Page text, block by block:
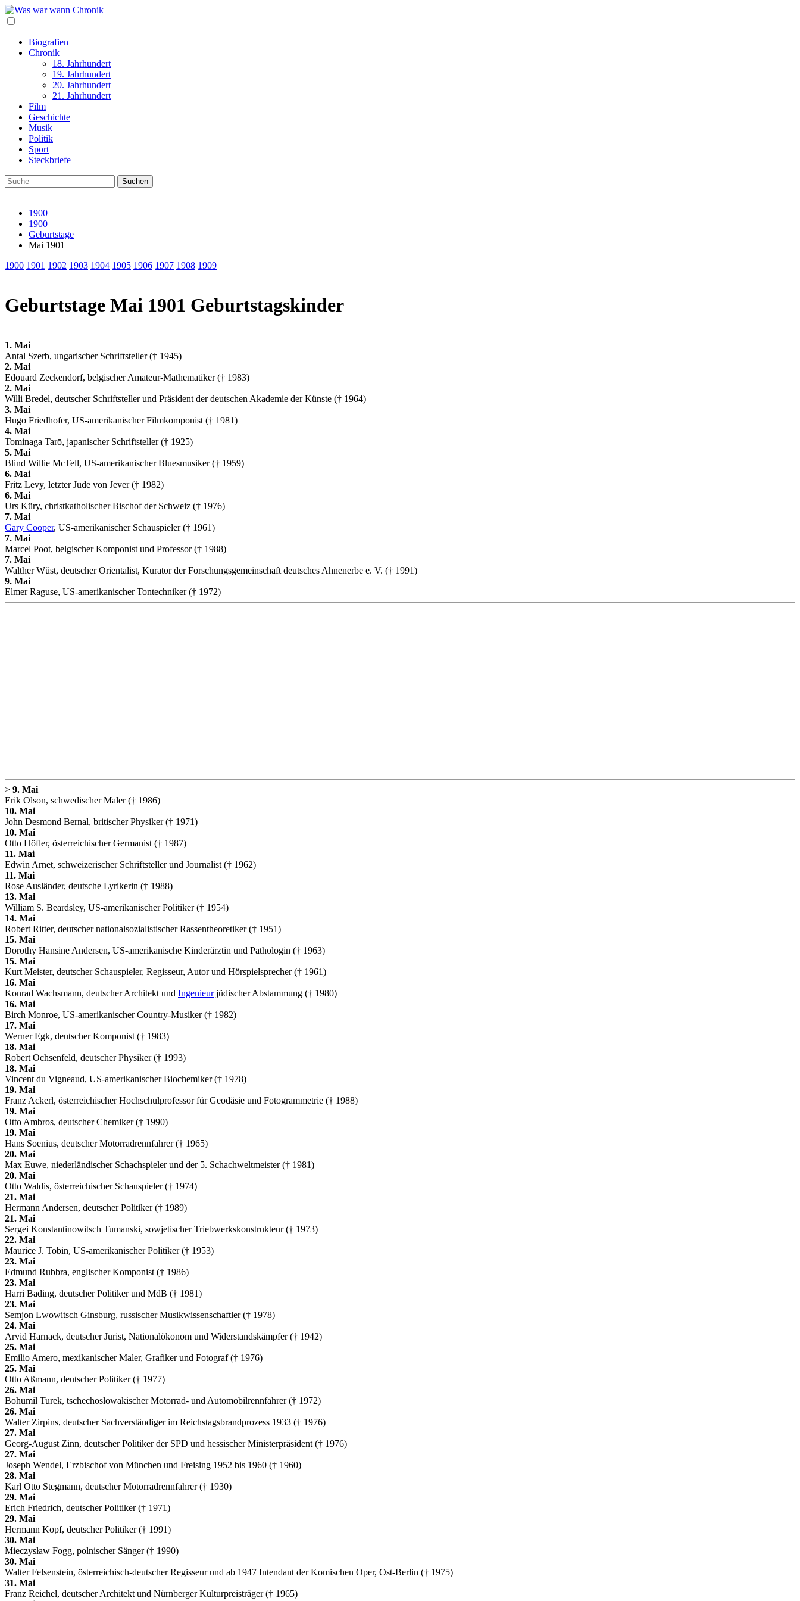
Biografien
Chronik
18. Jahrhundert
19. Jahrhundert
20. Jahrhundert
21. Jahrhundert
Film
Geschichte
Musik
Politik
Sport
Steckbriefe
1900
1900
Geburtstage
Mai 1901
1900 1901 1902 1903 1904 1905 1906 1907 1908 1909
Geburtstage Mai 1901 Geburtstagskinder
1. Mai
Antal Szerb, ungarischer Schriftsteller († 1945)
2. Mai
Edouard Zeckendorf, belgischer Amateur-Mathematiker († 1983)
2. Mai
Willi Bredel, deutscher Schriftsteller und Präsident der deutschen Akademie der Künste († 1964)
3. Mai
Hugo Friedhofer, US-amerikanischer Filmkomponist († 1981)
4. Mai
Tominaga Tarō, japanischer Schriftsteller († 1925)
5. Mai
Blind Willie McTell, US-amerikanischer Bluesmusiker († 1959)
6. Mai
Fritz Levy, letzter Jude von Jever († 1982)
6. Mai
Urs Küry, christkatholischer Bischof der Schweiz († 1976)
7. Mai
Gary Cooper, US-amerikanischer Schauspieler († 1961)
7. Mai
Marcel Poot, belgischer Komponist und Professor († 1988)
7. Mai
Walther Wüst, deutscher Orientalist, Kurator der Forschungsgemeinschaft deutsches Ahnenerbe e. V. († 1991)
9. Mai
Elmer Raguse, US-amerikanischer Tontechniker († 1972)
> 9. Mai
Erik Olson, schwedischer Maler († 1986)
10. Mai
John Desmond Bernal, britischer Physiker († 1971)
10. Mai
Otto Höfler, österreichischer Germanist († 1987)
11. Mai
Edwin Arnet, schweizerischer Schriftsteller und Journalist († 1962)
11. Mai
Rose Ausländer, deutsche Lyrikerin († 1988)
13. Mai
William S. Beardsley, US-amerikanischer Politiker († 1954)
14. Mai
Robert Ritter, deutscher nationalsozialistischer Rassentheoretiker († 1951)
15. Mai
Dorothy Hansine Andersen, US-amerikanische Kinderärztin und Pathologin († 1963)
15. Mai
Kurt Meister, deutscher Schauspieler, Regisseur, Autor und Hörspielsprecher († 1961)
16. Mai
Konrad Wachsmann, deutscher Architekt und Ingenieurjüdischer Abstammung († 1980)
16. Mai
Birch Monroe, US-amerikanischer Country-Musiker († 1982)
17. Mai
Werner Egk, deutscher Komponist († 1983)
18. Mai
Robert Ochsenfeld, deutscher Physiker († 1993)
18. Mai
Vincent du Vigneaud, US-amerikanischer Biochemiker († 1978)
19. Mai
Franz Ackerl, österreichischer Hochschulprofessor für Geodäsie und Fotogrammetrie († 1988)
19. Mai
Otto Ambros, deutscher Chemiker († 1990)
19. Mai
Hans Soenius, deutscher Motorradrennfahrer († 1965)
20. Mai
Max Euwe, niederländischer Schachspieler und der 5. Schachweltmeister († 1981)
20. Mai
Otto Waldis, österreichischer Schauspieler († 1974)
21. Mai
Hermann Andersen, deutscher Politiker († 1989)
21. Mai
Sergei Konstantinowitsch Tumanski, sowjetischer Triebwerkskonstrukteur († 1973)
22. Mai
Maurice J. Tobin, US-amerikanischer Politiker († 1953)
23. Mai
Edmund Rubbra, englischer Komponist († 1986)
23. Mai
Harri Bading, deutscher Politiker und MdB († 1981)
23. Mai
Semjon Lwowitsch Ginsburg, russischer Musikwissenschaftler († 1978)
24. Mai
Arvid Harnack, deutscher Jurist, Nationalökonom und Widerstandskämpfer († 1942)
25. Mai
Emilio Amero, mexikanischer Maler, Grafiker und Fotograf († 1976)
25. Mai
Otto Aßmann, deutscher Politiker († 1977)
26. Mai
Bohumil Turek, tschechoslowakischer Motorrad- und Automobilrennfahrer († 1972)
26. Mai
Walter Zirpins, deutscher Sachverständiger im Reichstagsbrandprozess 1933 († 1976)
27. Mai
Georg-August Zinn, deutscher Politiker der SPD und hessischer Ministerpräsident († 1976)
27. Mai
Joseph Wendel, Erzbischof von München und Freising 1952 bis 1960 († 1960)
28. Mai
Karl Otto Stegmann, deutscher Motorradrennfahrer († 1930)
29. Mai
Erich Friedrich, deutscher Politiker († 1971)
29. Mai
Hermann Kopf, deutscher Politiker († 1991)
30. Mai
Mieczysław Fogg, polnischer Sänger († 1990)
30. Mai
Walter Felsenstein, österreichisch-deutscher Regisseur und ab 1947 Intendant der Komischen Oper, Ost-Berlin († 1975)
31. Mai
Franz Reichel, deutscher Architekt und Nürnberger Kulturpreisträger († 1965)